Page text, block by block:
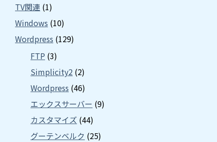
TV関連 (1)
Windows (10)
Wordpress (129)
FTP (3)
Simplicity2 (2)
Wordpress (46)
エックスサーバー (9)
カスタマイズ (44)
グーテンベルク (25)